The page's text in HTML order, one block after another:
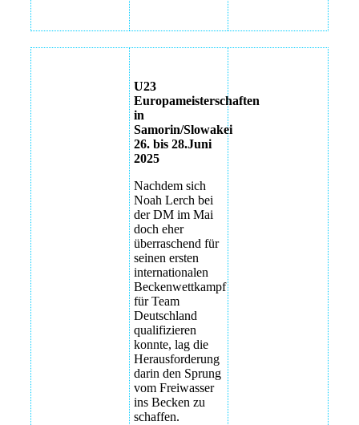
Bezirksmeisterschaften
Bezirksmeisterschaften
Bezirksmeisterschaften
Bezirksmeisterschaften
Bezirksmeisterschaften
Bezirksmeisterschaften
U23
Europameisterschaften
in
Samorin/Slowakei
26. bis 28.Juni
2025
Nachdem sich
Noah Lerch bei
der DM im Mai
doch eher
überraschend für
seinen ersten
internationalen
Beckenwettkampf
für Team
Deutschland
qualifizieren
konnte, lag die
Herausforderung
darin den Sprung
vom Freiwasser
ins Becken zu
schaffen.
neuen